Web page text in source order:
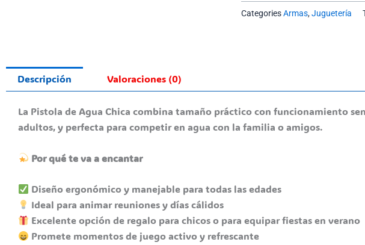
CategoriesArmas,Juguetería
Descripción Valoraciones (0)
La Pistola de Agua Chica combina tamaño práctico con funcionamiento
adultos, y perfecta para competir en agua con la familia o amigos.
Por qué te va a encantar
Diseño ergonómico y manejable para todas las edades
Ideal para animar reuniones y días cálidos
Excelente opción de regalo para chicos o para equipar fiestas en verano
Promete momentos de juego activo y refrescante